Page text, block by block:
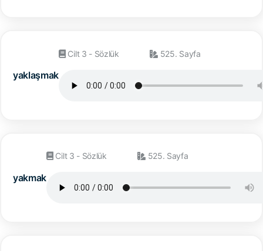
yaklaşmak
Cilt 3 - Sözlük 525. Sayfa
yakmak
Cilt 3 - Sözlük 525. Sayfa